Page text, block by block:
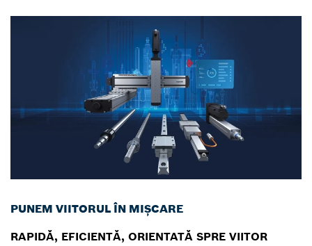
PUNEM VIITORUL ÎN MIȘCARE
RAPIDĂ, EFICIENTĂ, ORIENTATĂ SPRE VIITOR